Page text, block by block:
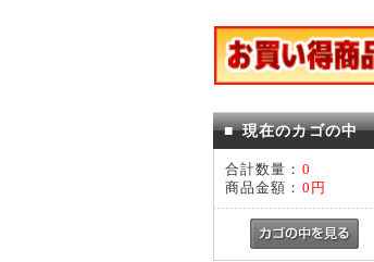
■ 現在のカゴの中
合計数量： 0
商品金額： 0円